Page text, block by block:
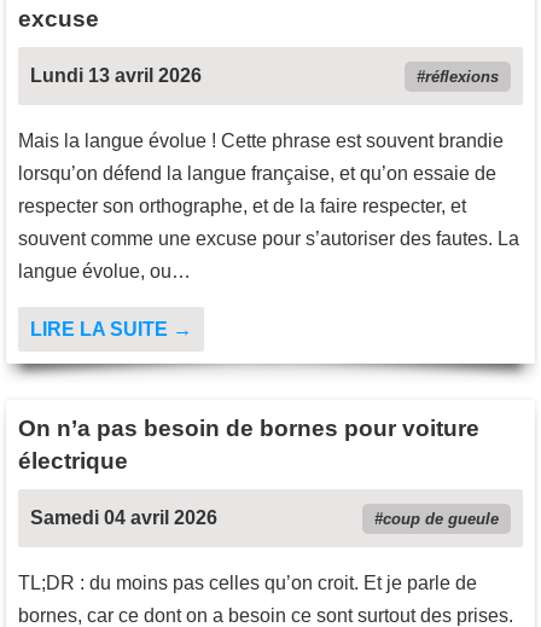
excuse
Lundi 13 avril 2026 réflexions
Mais la langue évolue ! Cette phrase est souvent brandie
lorsqu’on défend la langue française, et qu’on essaie de
respecter son orthographe, et de la faire respecter, et
souvent comme une excuse pour s’autoriser des fautes. La
langue évolue, ou…
LIRE LA SUITE →
On n’a pas besoin de bornes pour voiture
électrique
Samedi 04 avril 2026 coup de gueule
TL;DR : du moins pas celles qu’on croit. Et je parle de
bornes, car ce dont on a besoin ce sont surtout des prises.